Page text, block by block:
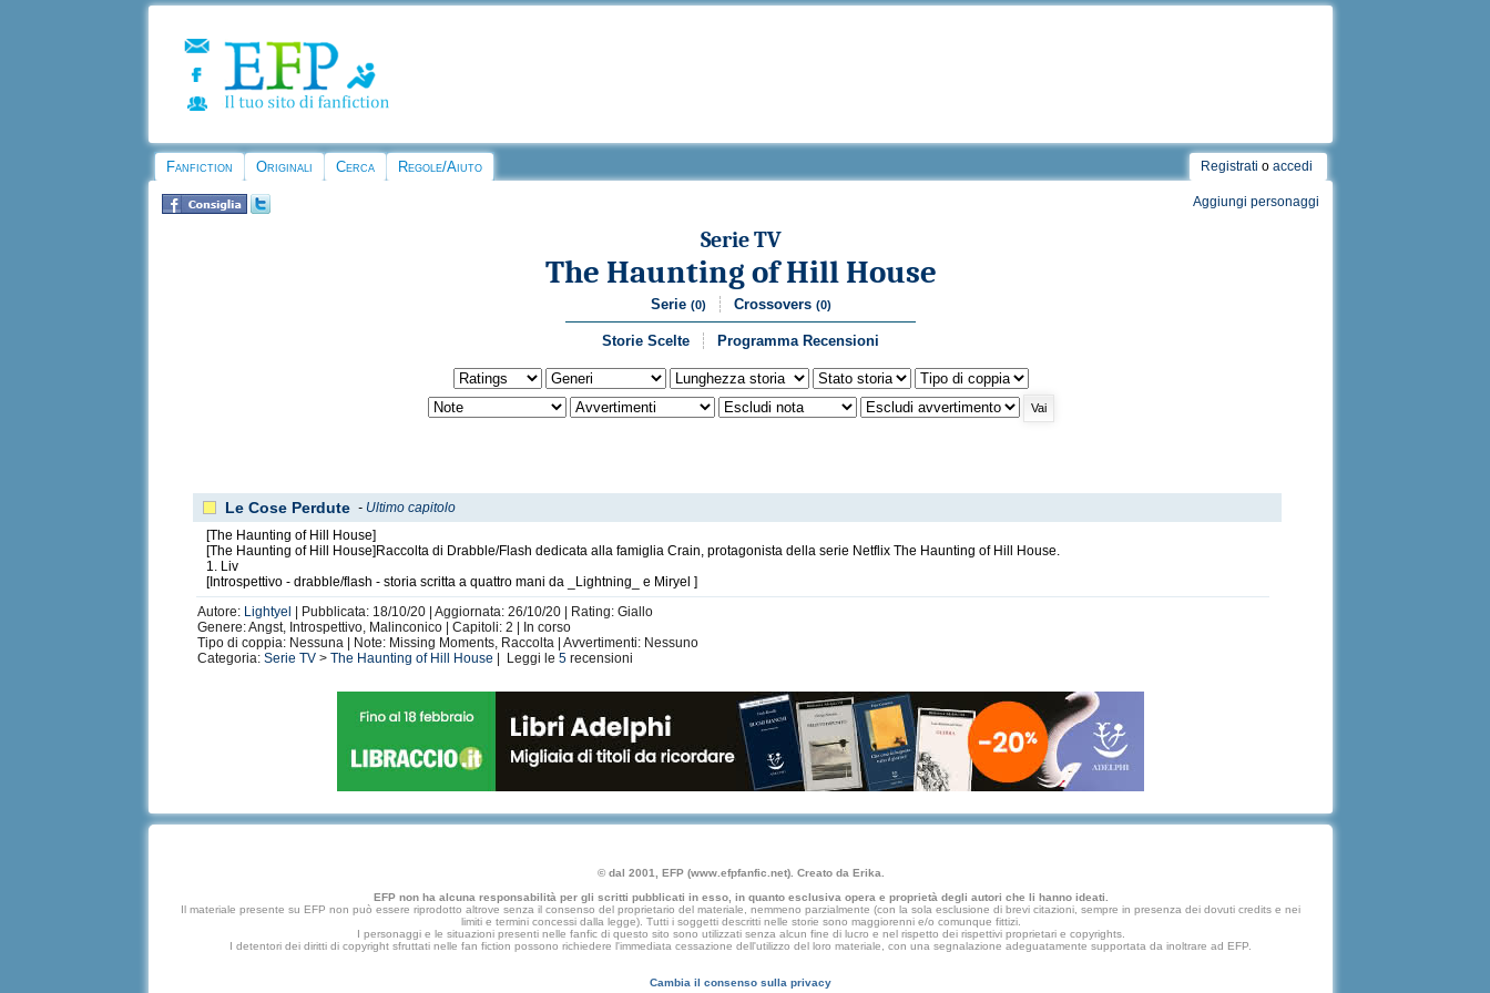
Fanfiction Originali Cerca Regole/Aiuto Registrati o accedi
Aggiungi personaggi
Serie TV
The Haunting of Hill House
Serie (0) Crossovers (0)
Storie Scelte Programma Recensioni
Le Cose Perdute - Ultimo capitolo
[The Haunting of Hill House]
[The Haunting of Hill House]Raccolta di Drabble/Flash dedicata alla famiglia Crain, protagonista della serie Netflix The Haunting of Hill House.
1. Liv
[Introspettivo - drabble/flash - storia scritta a quattro mani da _Lightning_ e Miryel ]
Autore: Lightyel
| Pubblicata: 18/10/20 | Aggiornata: 26/10/20 | Rating: Giallo
Genere: Angst, Introspettivo, Malinconico | Capitoli: 2 | In corso
Tipo di coppia: Nessuna | Note: Missing Moments, Raccolta | Avvertimenti: Nessuno
Categoria:Serie TV >The Haunting of Hill House | Leggi le5 recensioni
© dal 2001, EFP (www.efpfanfic.net). Creato da Erika.
EFP non ha alcuna responsabilità per gli scritti pubblicati in esso, in quanto esclusiva opera e proprietà degli autori che li hanno ideati.
Il materiale presente su EFP non può essere riprodotto altrove senza il consenso del proprietario del materiale, nemmeno parzialmente (con la sola esclusione di brevi citazioni, sempre in presenza dei dovuti credits e nei
limiti e termini concessi dalla legge). Tutti i soggetti descritti nelle storie sono maggiorenni e/o comunque fittizi.
I personaggi e le situazioni presenti nelle fanfic di questo sito sono utilizzati senza alcun fine di lucro e nel rispetto dei rispettivi proprietari e copyrights.
I detentori dei diritti di copyright sfruttati nelle fan fiction possono richiedere l'immediata cessazione dell'utilizzo del loro materiale, con una segnalazione adeguatamente supportata da inoltrare ad EFP.
Cambia il consenso sulla privacy